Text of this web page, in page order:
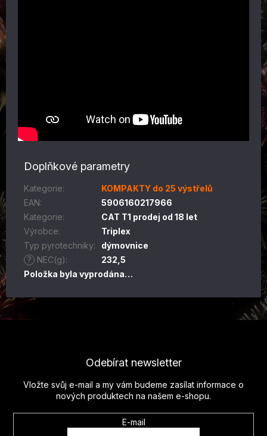
Doplňkové parametry
Kategorie:
KOMPAKTY do 25 výstřelů
EAN:
5906160217966
Kategorie:
CAT T1 prodej od 18 let
Výrobce:
Triplex
Typ pyrotechniky:
dýmovnice
?
NEC(g):
232,5
Položka byla vyprodána…
Odebírat newsletter
Vložte svůj e-mail a my vám budeme zasílat informace o
nových produktech na našem e-shopu.
E-mail